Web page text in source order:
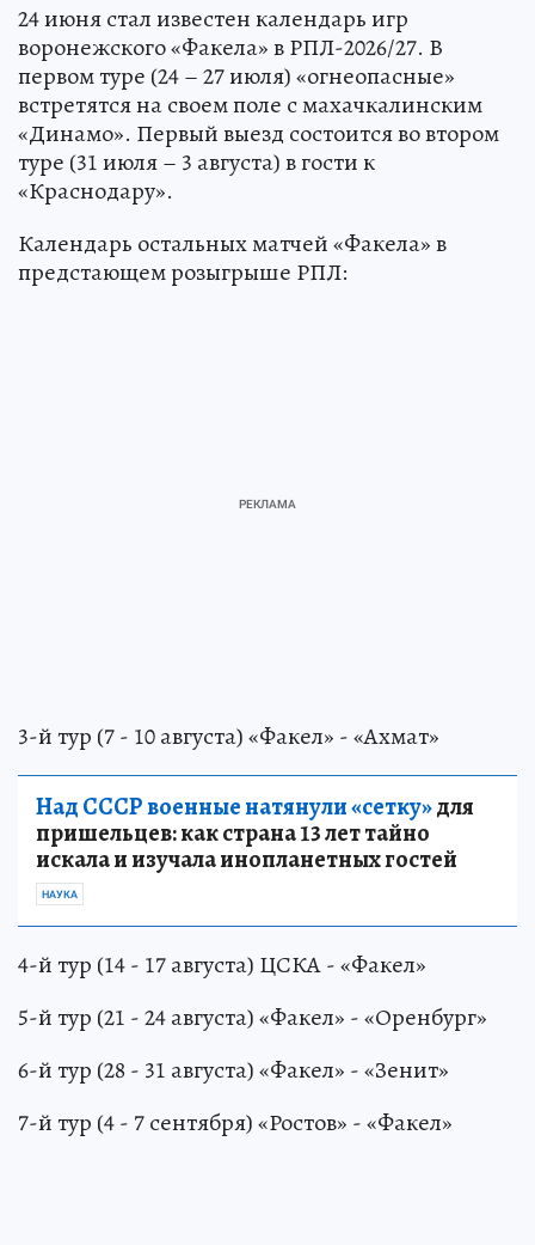
24 июня стал известен календарь игр
воронежского «Факела» в РПЛ-2026/27. В
первом туре (24 – 27 июля) «огнеопасные»
встретятся на своем поле с махачкалинским
«Динамо». Первый выезд состоится во втором
туре (31 июля – 3 августа) в гости к
«Краснодару».
Календарь остальных матчей «Факела» в
предстающем розыгрыше РПЛ:
3-й тур (7 - 10 августа) «Факел» - «Ахмат»
Над СССР военные натянули «сетку»для
пришельцев: как страна 13 лет тайно
искала и изучала инопланетных гостей
НАУКА
4-й тур (14 - 17 августа) ЦСКА - «Факел»
5-й тур (21 - 24 августа) «Факел» - «Оренбург»
6-й тур (28 - 31 августа) «Факел» - «Зенит»
7-й тур (4 - 7 сентября) «Ростов» - «Факел»